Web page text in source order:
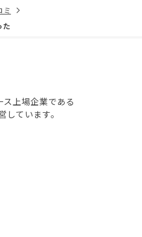
ミ
た
ス上場企業である
ています。